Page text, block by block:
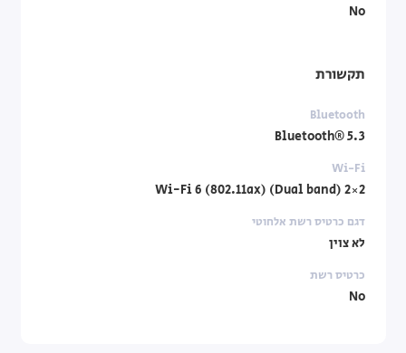
No
תקשורת
Bluetooth
Bluetooth® 5.3
Wi-Fi
Wi-Fi 6 (802.11ax) (Dual band) 2×2
דגם כרטיס רשת אלחוטי
לא צוין
כרטיס רשת
No